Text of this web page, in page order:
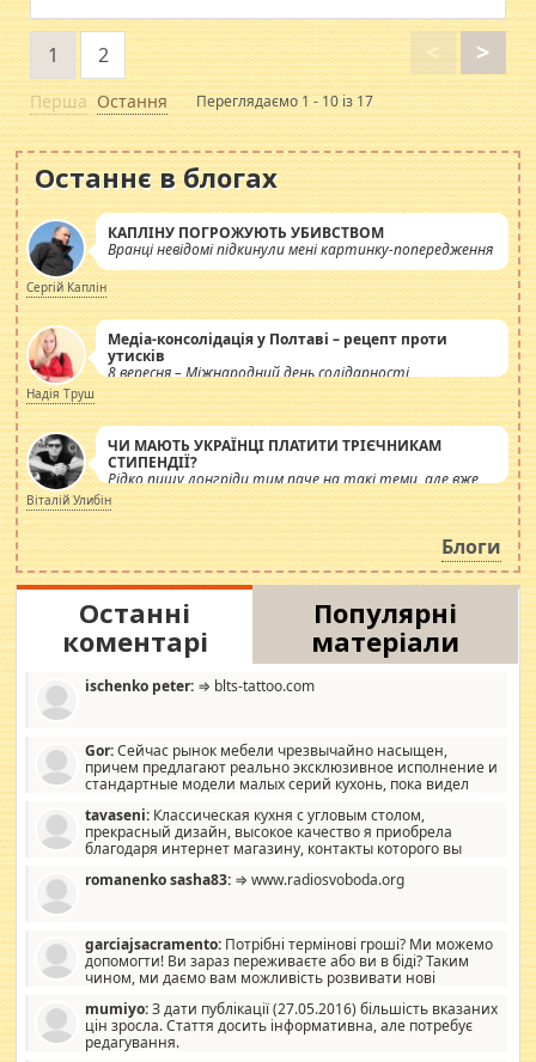
Перша
<
1 2 >
Остання Переглядаємо 1 - 10 із 17
Останнє в блогах
КАПЛІНУ ПОГРОЖУЮТЬ УБИВСТВОМ
Вранці невідомі підкинули мені картинку-попередження
Сергій Каплін
Медіа-консолідація у Полтаві – рецепт проти
утисків
8 вересня – Міжнародний день солідарності
журналістів.
Надія Труш
ЧИ МАЮТЬ УКРАЇНЦІ ПЛАТИТИ ТРІЄЧНИКАМ
СТИПЕНДІЇ?
Рідко пишу лонгріди тим паче на такі теми, але вже
просто дістало! Обурюють сьогоднішні інсенуації
навколо стипендіального питання. Штучно
роздувається ще одна соціальна катастрофа.
Віталій Улибін
Блоги
Останні
коментарі
Популярні
матеріали
ischenko peter: ⇒ blts-tattoo.com
Gor:Сейчас рынок мебели чрезвычайно насыщен,
причем предлагают реально эксклюзивное исполнение и
стандартные модели малых серий кухонь, пока видел
стандартные формы, в MebelOk, креативненько и что главное -
со вкусом все в порядке, без ненужных наворотов удорожающих
мебель, а это не последний фактор.
tavaseni: Классическая кухня с угловым столом,
прекрасный дизайн, высокое качество я приобрела
благодаря интернет магазину, контакты которого вы
romanenko sasha83: ⇒ www.radiosvoboda.org
garciajsacramento: Потрібні термінові гроші? Ми можемо
допомогти! Ви зараз переживаєте або ви в біді? Таким
чином, ми даємо вам можливість розвивати нові
допомагати людям, які намагаються дати їм шанс. Кожен
заслуговує на другий шанс, і, оскільки влада не зможе, вони
повинні приймати від інших. Для нас нема багато суми, і зрілість
mumiyo:З дати публікації (27.05.2016) більшість вказаних
цін зросла. Стаття досить інформативна, але потребує
редагування.